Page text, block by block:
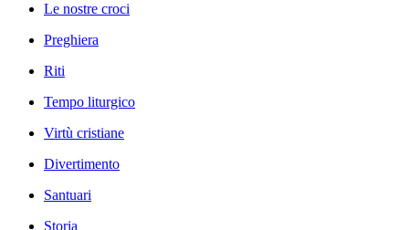
Le nostre croci
Preghiera
Riti
Tempo liturgico
Virtù cristiane
Divertimento
Santuari
Storia